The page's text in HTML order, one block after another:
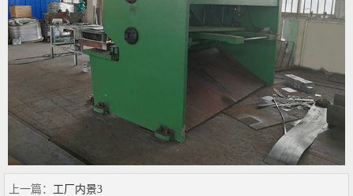
上一篇： 工厂内景3